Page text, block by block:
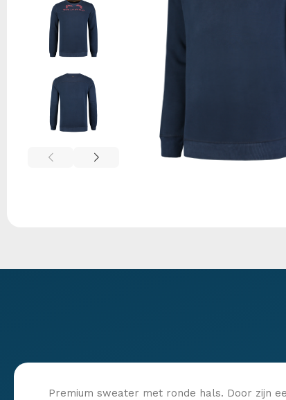
Premium sweater met ronde hals. Door zijn